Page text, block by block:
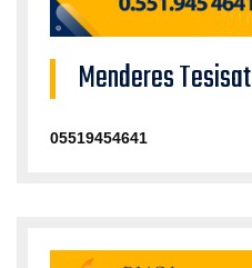
Menderes Tesisat
05519454641